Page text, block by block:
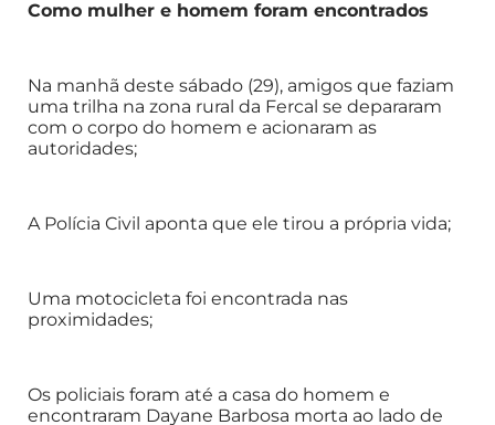
Como mulher e homem foram encontrados
Na manhã deste sábado (29), amigos que faziam
uma trilha na zona rural da Fercal se depararam
com o corpo do homem e acionaram as
autoridades;
A Polícia Civil aponta que ele tirou a própria vida;
Uma motocicleta foi encontrada nas
proximidades;
Os policiais foram até a casa do homem e
encontraram Dayane Barbosa morta ao lado de